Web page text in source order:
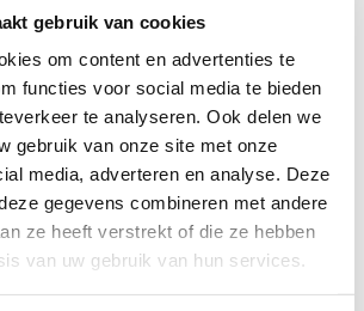
gebruik van cookies
om content en advertenties te
functies voor social media te bieden
te analyseren. Ook delen we
gebruik van onze site met onze
media, adverteren en analyse. Deze
gegevens combineren met andere
ze heeft verstrekt of die ze hebben
van uw gebruik van hun services.